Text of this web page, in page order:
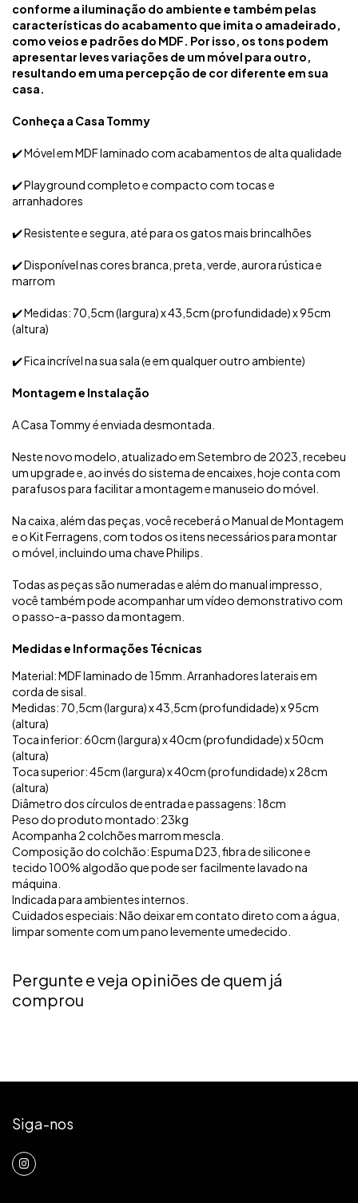
conforme a iluminação do ambiente e também pelas
características do acabamento que imita o amadeirado,
como veios e padrões do MDF. Por isso, os tons podem
apresentar leves variações de um móvel para outro,
resultando em uma percepção de cor diferente em sua
casa.
Conheça a Casa Tommy
✔️ Móvel em MDF laminado com acabamentos de alta qualidade
✔️ Playground completo e compacto com tocas e
arranhadores
✔️ Resistente e segura, até para os gatos mais brincalhões
✔️ Disponível nas cores branca, preta, verde, aurora rústica e
marrom
✔️ Medidas: 70,5cm (largura) x 43,5cm (profundidade) x 95cm
(altura)
✔️ Fica incrível na sua sala (e em qualquer outro ambiente)
Montagem e Instalação
A Casa Tommy é enviada desmontada.
Neste novo modelo, atualizado em Setembro de 2023, recebeu
um upgrade e, ao invés do sistema de encaixes, hoje conta com
parafusos para facilitar a montagem e manuseio do móvel.
Na caixa, além das peças, você receberá o Manual de Montagem
e o Kit Ferragens, com todos os itens necessários para montar
o móvel, incluindo uma chave Philips.
Todas as peças são numeradas e além do manual impresso,
você também pode acompanhar um vídeo demonstrativo com
o passo-a-passo da montagem.
Medidas e Informações Técnicas
Material: MDF laminado de 15mm. Arranhadores laterais em
corda de sisal.
Medidas: 70,5cm (largura) x 43,5cm (profundidade) x 95cm
(altura)
Toca inferior: 60cm (largura) x 40cm (profundidade) x 50cm
(altura)
Toca superior: 45cm (largura) x 40cm (profundidade) x 28cm
(altura)
Diâmetro dos círculos de entrada e passagens: 18cm
Peso do produto montado: 23kg
Acompanha 2 colchões marrom mescla.
Composição do colchão: Espuma D23, fibra de silicone e
tecido 100% algodão que pode ser facilmente lavado na
máquina.
Indicada para ambientes internos.
Cuidados especiais: Não deixar em contato direto com a água,
limpar somente com um pano levemente umedecido.
Pergunte e veja opiniões de quem já
comprou
Siga-nos